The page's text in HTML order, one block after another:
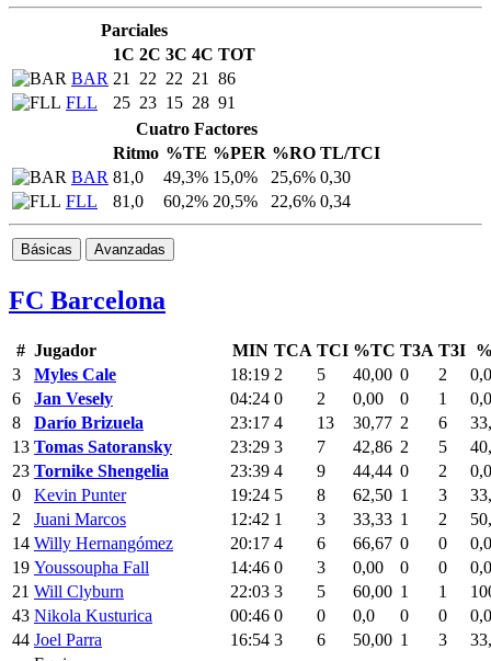
Parciales
1C 2C 3C 4C TOT
BAR 21 22 22 21
86
FLL
25 23 15 28 91
Cuatro Factores
Ritmo %TE %PER %RO TL/TCI
BAR 81,0 49,3% 15,0% 25,6% 0,30
FLL
81,0 60,2% 20,5% 22,6% 0,34
Básicas Avanzadas
FC Barcelona
# Jugador MIN TCA TCI %TC T3A T3I
3
Myles Cale 18:19 2 5 40,00 0 2
6
Jan Vesely 04:24 0 2 0,00 0 1
8
Darío Brizuela 23:17 4 13 30,77 2 6
13 Tomas Satoransky 23:29 3 7 42,86 2 5
23 Tornike Shengelia 23:39 4 9 44,44 0 2
0
Kevin Punter 19:24 5 8 62,50 1 3
2
Juani Marcos 12:42 1 3 33,33 1 2
14 Willy Hernangómez 20:17 4 6 66,67 0 0
0,0
19 Youssoupha Fall 14:46 0 3 0,00 0 0
0,0
21 Will Clyburn 22:03 3 5 60,00 1 1
43 Nikola Kusturica 00:46 0 0 0,0 0 0
0,0
44 Joel Parra 16:54 3 6 50,00 1 3